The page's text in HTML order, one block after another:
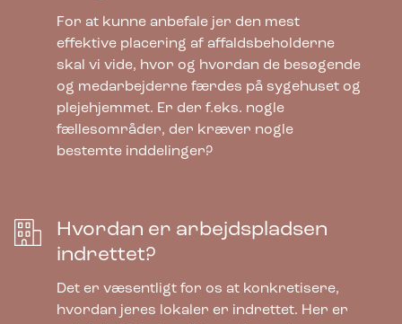
8.065,00 kr.
For at kunne anbefale jer den mest
effektive placering af affaldsbeholderne
skal vi vide, hvor og hvordan de besøgende
og medarbejderne færdes på sygehuset og
plejehjemmet. Er der f.eks. nogle
fællesområder, der kræver nogle
bestemte inddelinger?
Hvordan er arbejdspladsen
indrettet?
Det er væsentligt for os at konkretisere,
hvordan jeres lokaler er indrettet. Her er